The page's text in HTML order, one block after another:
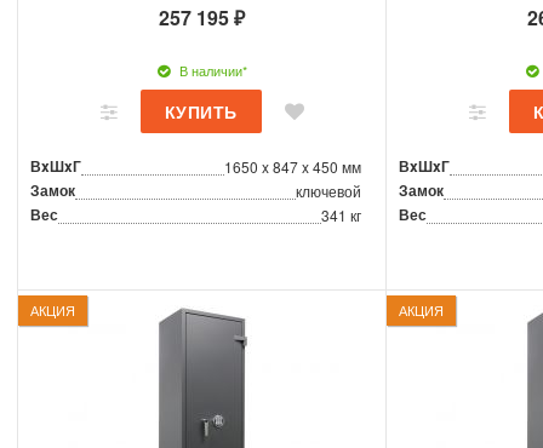
257 195 ₽
В наличии*
ВxШxГ 1650 x 847 x 450 мм
Замок ключевой
Вес 341 кг
ВxШxГ
Замок
Вес
АКЦИЯ АКЦИЯ